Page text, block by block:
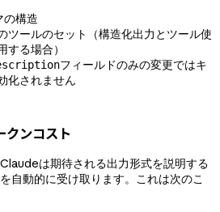
の構造
ツールのセット（構造化出力とツール使
する場合）
フィールドのみの変更ではキ
化されません
クンコスト
は期待される出力形式を説明する
自動的に受け取ります。これは次のこ